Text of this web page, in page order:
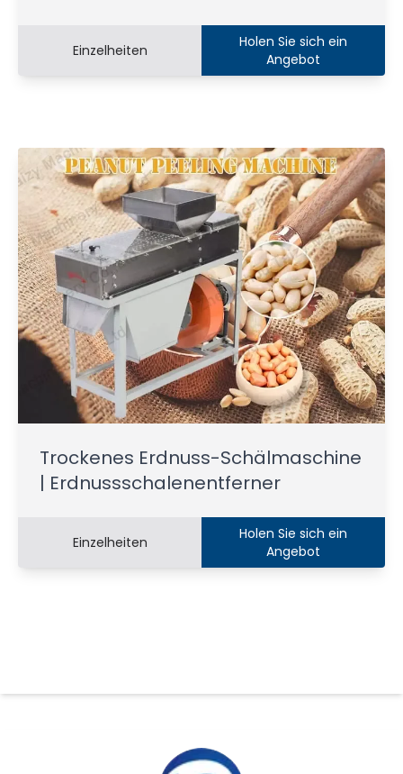
Einzelheiten
Holen Sie sich ein
Angebot
Trockenes Erdnuss-Schälmaschine
| Erdnussschalenentferner
Einzelheiten
Holen Sie sich ein
Angebot